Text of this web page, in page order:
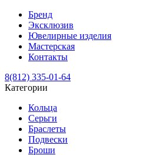
Бренд
Эксклюзив
Ювелирные изделия
Мастерская
Контакты
8(812) 335-01-64
Категории
Кольца
Серьги
Браслеты
Подвески
Броши